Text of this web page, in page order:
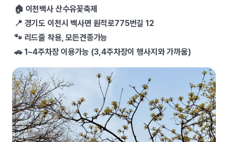
🏠 이천백사 산수유꽃축제
📍 경기도 이천시 백사면 원적로775번길 12
🐾 리드줄 착용, 모든견종가능
🚗 1~4주차장 이용가능 (3,4주차장이 행사지와 가까움)